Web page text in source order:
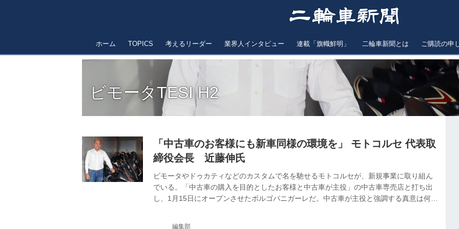
ホーム TOPICS 考えるリーダー 業界人インタビュー 連載「旗幟鮮明」 二輪車新聞とは ご購読の申
ビモータTESI H2
「中古車のお客様にも新車同様の環境を」 モトコルセ 代表取
締役会長 近藤伸氏
ビモータやドゥカティなどのカスタムで名を馳せるモトコルセが、新規事業に取り組ん
でいる。「中古車の購入を目的としたお客様と中古車が主役」の中古車専売店と打ち出
し、1月15日にオープンさせたボルゴパニガーレだ。中古車が主役と強調する真意は何
編集部